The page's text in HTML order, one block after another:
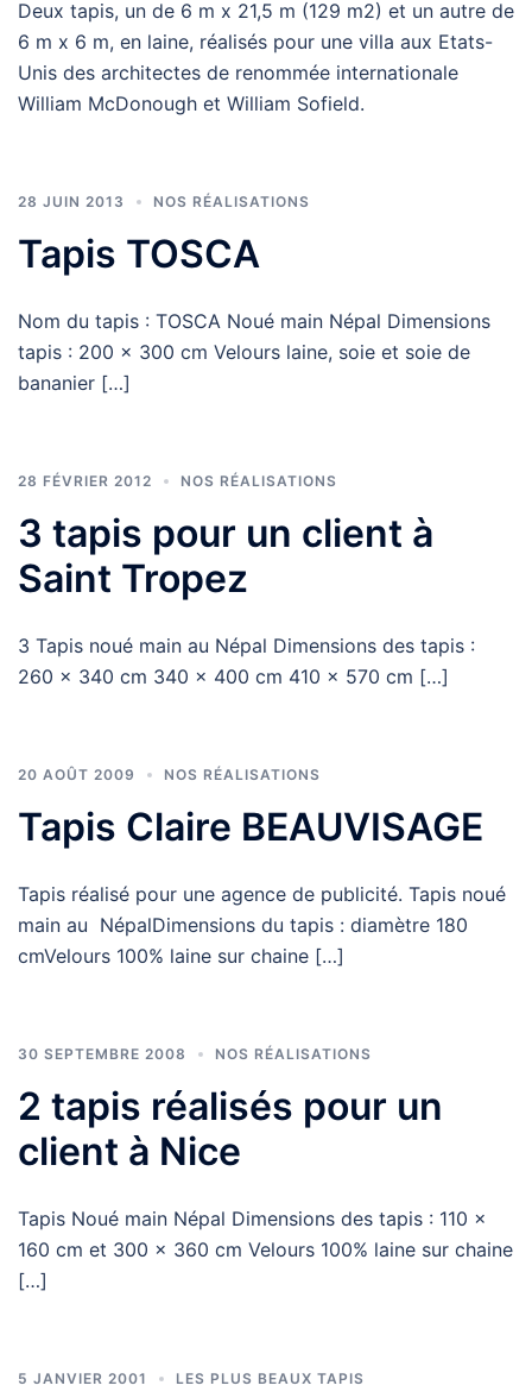
Deux tapis, un de 6 m x 21,5 m (129 m2) et un autre de
6 m x 6 m, en laine, réalisés pour une villa aux Etats-
Unis des architectes de renommée internationale
William McDonough et William Sofield.
28 JUIN 2013 NOS RÉALISATIONS
Tapis TOSCA
Nom du tapis : TOSCA Noué main Népal Dimensions
tapis : 200 x 300 cm Velours laine, soie et soie de
bananier […]
28 FÉVRIER 2012 NOS RÉALISATIONS
3 tapis pour un client à
Saint Tropez
3 Tapis noué main au Népal Dimensions des tapis :
260 x 340 cm 340 x 400 cm 410 x 570 cm […]
20 AOÛT 2009 NOS RÉALISATIONS
Tapis Claire BEAUVISAGE
Tapis réalisé pour une agence de publicité. Tapis noué
main au NépalDimensions du tapis : diamètre 180
cmVelours 100% laine sur chaine […]
30 SEPTEMBRE 2008 NOS RÉALISATIONS
2 tapis réalisés pour un
client à Nice
Tapis Noué main Népal Dimensions des tapis : 110 x
160 cm et 300 x 360 cm Velours 100% laine sur chaine
[…]
5 JANVIER 2001 LES PLUS BEAUX TAPIS